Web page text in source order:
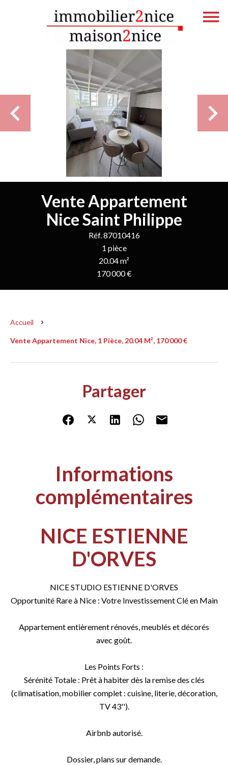
Vente Appartement
Nice Saint Philippe
Réf. 87010416
1 pièce
20.04 m²
170 000 €
Accueil
Vente Appartement Nice, 1 Pièce, 20.04 M², 170 000 €
Partager
Informations
complémentaires
NICE ESTIENNE
D'ORVES
NICE STUDIO ESTIENNE D'ORVES
Opportunité Rare à Nice : Votre Investissement Clé en Main
Appartement entièrement rénovés, meublés et décorés
avec goût.
Les Points Forts :
Sérénité Totale : Prêt à habiter dès la remise des clés
(climatisation, mobilier complet : cuisine, literie, décoration,
TV 43'').
Airbnb autorisé.
Dossier, plans sur demande.